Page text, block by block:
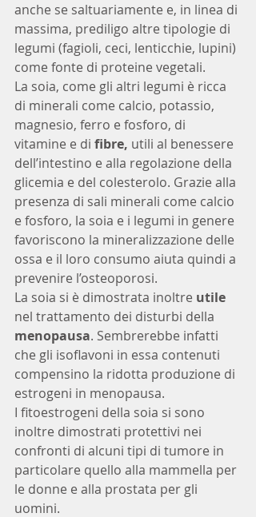
anche se saltuariamente e, in linea di
massima, prediligo altre tipologie di
legumi (fagioli, ceci, lenticchie, lupini)
come fonte di proteine vegetali.
La soia, come gli altri legumi è ricca
di minerali come calcio, potassio,
magnesio, ferro e fosforo, di
vitamine e di fibre, utili al benessere
dell’intestino e alla regolazione della
glicemia e del colesterolo. Grazie alla
presenza di sali minerali come calcio
e fosforo, la soia e i legumi in genere
favoriscono la mineralizzazione delle
ossa e il loro consumo aiuta quindi a
prevenire l’osteoporosi.
La soia si è dimostrata inoltre utile
nel trattamento dei disturbi della
menopausa. Sembrerebbe infatti
che gli isoflavoni in essa contenuti
compensino la ridotta produzione di
estrogeni in menopausa.
I fitoestrogeni della soia si sono
inoltre dimostrati protettivi nei
confronti di alcuni tipi di tumore in
particolare quello alla mammella per
le donne e alla prostata per gli
uomini.